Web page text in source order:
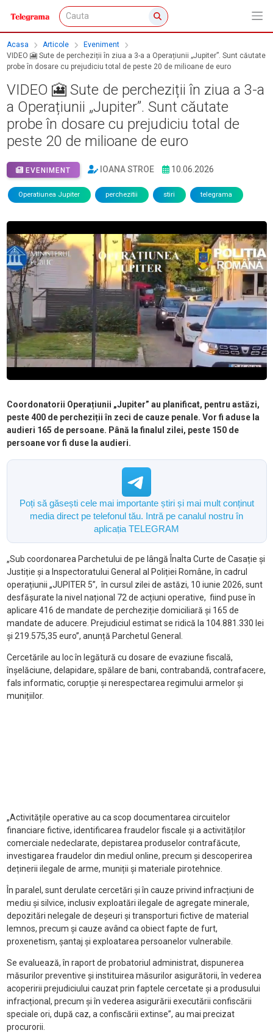
Acasa Articole
Eveniment
VIDEO 🎦 Sute de percheziții în ziua a 3-a a Operațiunii „Jupiter”. Sunt căutate
probe în dosare cu prejudiciu total de peste 20 de milioane de euro
VIDEO 🎦 Sute de percheziții în ziua a 3-a
a Operațiunii „Jupiter”. Sunt căutate
probe în dosare cu prejudiciu total de
peste 20 de milioane de euro
EVENIMENT IOANA STROE 10.06.2026
Operatiunea Jupiter perchezitii stiri telegrama
Coordonatorii Operațiunii „Jupiter” au planificat, pentru astăzi,
peste 400 de percheziții în zeci de cauze penale. Vor fi aduse la
audieri 165 de persoane. Până la finalul zilei, peste 150 de
persoane vor fi duse la audieri.
Poți să găsești cele mai importante știri și mai mult conținut
media direct pe telefonul tău. Intră pe canalul nostru în
aplicația TELEGRAM
„Sub coordonarea Parchetului de pe lângă Înalta Curte de Casație și
Justiție și a Inspectoratului General al Poliției Române, în cadrul
operațiunii „JUPITER 5”, în cursul zilei de astăzi, 10 iunie 2026, sunt
desfășurate la nivel național 72 de acțiuni operative, fiind puse în
aplicare 416 de mandate de percheziție domiciliară și 165 de
mandate de aducere. Prejudiciul estimat se ridică la 104.881.330 lei
și 219.575,35 euro”, anunță Parchetul General.
Cercetările au loc în legătură cu dosare de evaziune fiscală,
înșelăciune, delapidare, spălare de bani, contrabandă, contrafacere,
fals informatic, corupție și nerespectarea regimului armelor și
munițiilor.
„Activitățile operative au ca scop documentarea circuitelor
financiare fictive, identificarea fraudelor fiscale și a activităților
comerciale nedeclarate, depistarea produselor contrafăcute,
investigarea fraudelor din mediul online, precum și descoperirea
deținerii ilegale de arme, muniții și materiale pirotehnice.
În paralel, sunt derulate cercetări și în cauze privind infracțiuni de
mediu și silvice, inclusiv exploatări ilegale de agregate minerale,
depozitări nelegale de deșeuri și transporturi fictive de material
lemnos, precum și cauze având ca obiect fapte de furt,
proxenetism, șantaj și exploatarea persoanelor vulnerabile.
Se evaluează, în raport de probatoriul administrat, dispunerea
măsurilor preventive și instituirea măsurilor asigurătorii, în vederea
acoperirii prejudiciului cauzat prin faptele cercetate și a produsului
infracțional, precum și în vederea asigurării executării confiscării
speciale ori, după caz, a confiscării extinse”, au mai precizat
procurorii.